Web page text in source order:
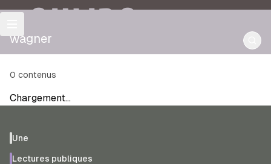
OULIPO
wagner
0 contenus
Chargement…
Une
Lectures publiques